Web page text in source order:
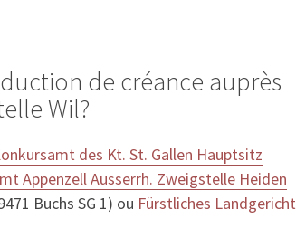
de créance auprès
Wil?
des Kt. St. Gallen Hauptsitz
Appenzell Ausserrh. Zweigstelle Heiden
Buchs SG 1) ou Fürstliches Landgericht